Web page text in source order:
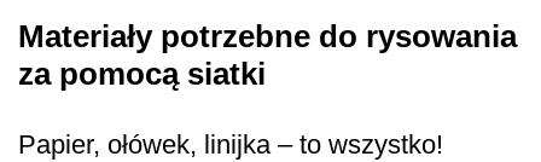
Materiały potrzebne do rysowania
za pomocą siatki
Papier, ołówek, linijka – to wszystko!